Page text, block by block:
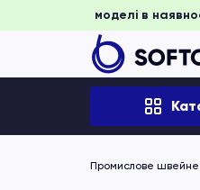
забронювати, доки
Промислове